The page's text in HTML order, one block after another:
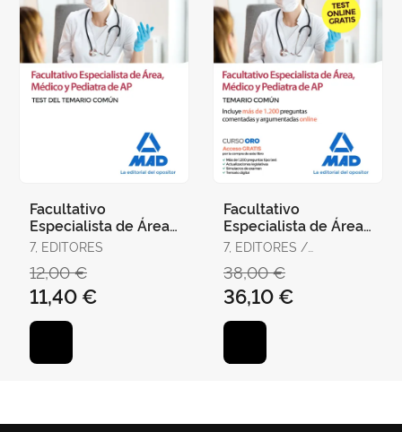
Facultativo
Especialista de Área,
Médico y Pediatra de
Atención Primaria del
Ser
7, EDITORES
12,00 €
11,40 €
Facultativo
Especialista de Área,
Médico y Pediatra de
Atención Primaria del
Ser
7, EDITORES /
FRANCISCO ENRIQUE /
GÓMEZ MARTÍNEZ,
DOMINGO / GUERRERO
ARROYO, JOSÉ
38,00 €
36,10 €